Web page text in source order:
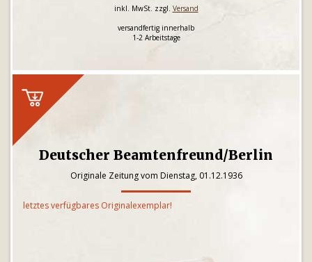
inkl. MwSt. zzgl. Versand
versandfertig innerhalb
1-2 Arbeitstage
Deutscher Beamtenfreund/Berlin
Originale Zeitung vom Dienstag, 01.12.1936
letztes verfügbares Originalexemplar!